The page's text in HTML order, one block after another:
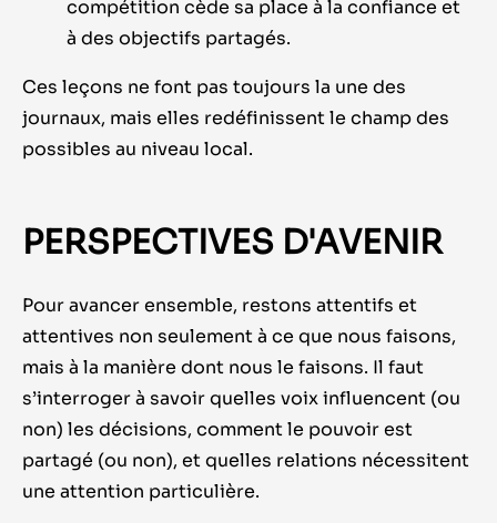
compétition cède sa place à la confiance et
à des objectifs partagés.
Ces leçons ne font pas toujours la une des
journaux, mais elles redéfinissent le champ des
possibles au niveau local.
PERSPECTIVES D'AVENIR
Pour avancer ensemble, restons attentifs et
attentives non seulement à ce que nous faisons,
mais à la manière dont nous le faisons. Il faut
s’interroger à savoir quelles voix influencent (ou
non) les décisions, comment le pouvoir est
partagé (ou non), et quelles relations nécessitent
une attention particulière.